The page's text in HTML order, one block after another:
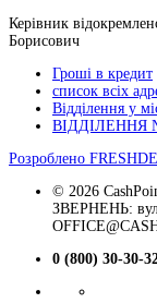
Керівник
Борисович
Гроші в кредит
список всіх
Відділення у
ВІДДІЛЕННЯ
Розроблено
© 2026
ЗВЕРНЕНЬ:
0 (800) 30-30-